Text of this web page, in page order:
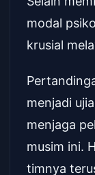
modal
krusial
menjadi
menjaga
musim ini.
timnya